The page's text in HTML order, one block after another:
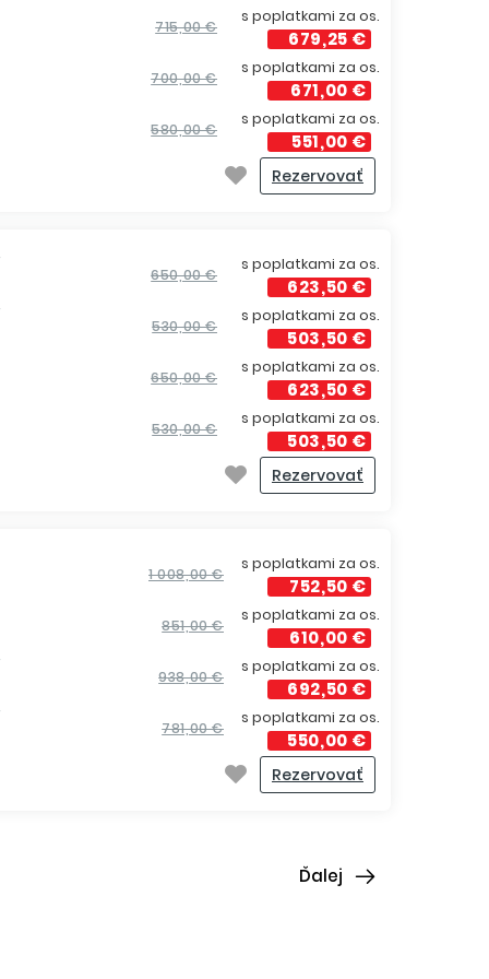
715,00 €
s poplatkami za os.
679,25 €
700,00 €
s poplatkami za os.
671,00 €
580,00 €
s poplatkami za os.
551,00 €
Rezervovať
650,00 €
s poplatkami za os.
623,50 €
530,00 €
s poplatkami za os.
503,50 €
650,00 €
s poplatkami za os.
623,50 €
530,00 €
s poplatkami za os.
503,50 €
Rezervovať
1 008,00 €
s poplatkami za os.
752,50 €
851,00 €
s poplatkami za os.
610,00 €
938,00 €
s poplatkami za os.
692,50 €
781,00 €
s poplatkami za os.
550,00 €
Rezervovať
Ďalej